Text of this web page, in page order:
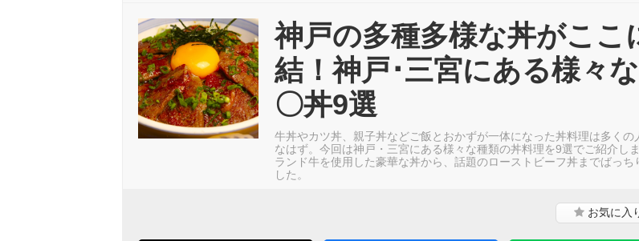
神戸の多種多様な丼がここ
結！神戸･三宮にある様々
〇丼9選
牛丼やカツ丼、親子丼などご飯とおかずが一体になった丼料理は多くの
なはず。今回は神戸・三宮にある様々な種類の丼料理を9選でご紹介し
ランド牛を使用した豪華な丼から、話題のローストビーフ丼までばっち
した。
お気に入